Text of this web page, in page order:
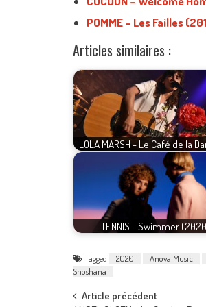
POMME – Les Failles
Articles similaires :
LOLA MARSH - Le Café de la
TENNIS - Swimmer
Tagged 2020 Anova Music
Shoshana
Post
Article précédent